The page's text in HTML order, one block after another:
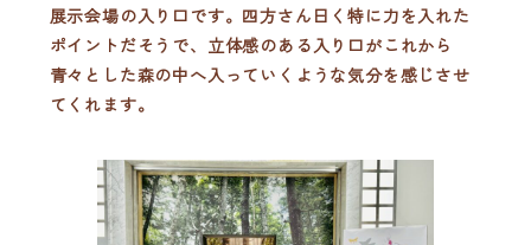
展示会場の入り口です。四方さん曰く特に力を入れた
ポイントだそうで、立体感のある入り口がこれから
青々とした森の中へ入っていくような気分を感じさせ
てくれます。